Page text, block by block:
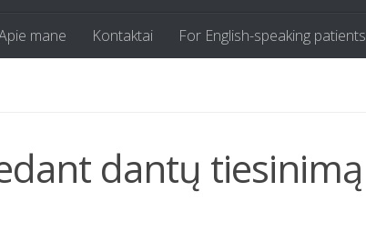
mane Kontaktai For English-speaking patients
dantų tiesinimą